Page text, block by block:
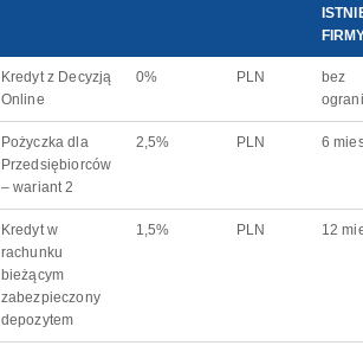
Kredyt z Decyzją
Online
0% PLN
bez
Pożyczka dla
Przedsiębiorców
– wariant 2
2,5% PLN 6
Kredyt w
rachunku
bieżącym
zabezpieczony
depozytem
1,5% PLN 12